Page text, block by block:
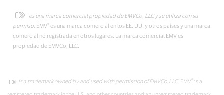
es una marca comercial propiedad de EMVCo, LLC y se utiliza con su
permiso. EMV® es una marca comercial en los EE. UU. y otros países y una marca
comercial no registrada en otros lugares. La marca comercial EMV es
propiedad de EMVCo, LLC.
is a trademark owned by and used with permission of EMVCo, LLC. EMV® is a